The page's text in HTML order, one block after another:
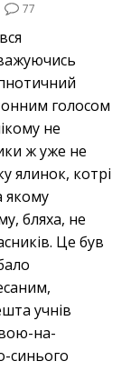
77
голосом
не
ж уже не
ялинок, котрі
якому
бляха, не
Це був
учнів
на-
синього